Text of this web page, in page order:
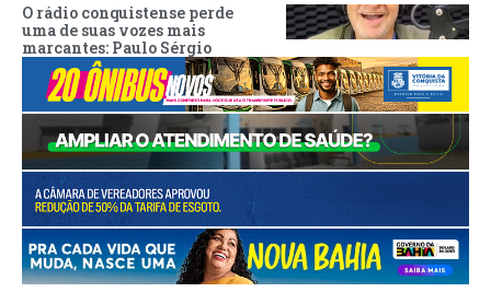
O rádio conquistense perde
uma de suas vozes mais
marcantes: Paulo Sérgio